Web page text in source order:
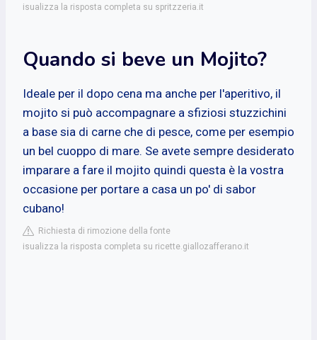
isualizza la risposta completa su spritzzeria.it
Quando si beve un Mojito?
Ideale per il dopo cena ma anche per l'aperitivo, il
mojito si può accompagnare a sfiziosi stuzzichini
a base sia di carne che di pesce, come per esempio
un bel cuoppo di mare. Se avete sempre desiderato
imparare a fare il mojito quindi questa è la vostra
occasione per portare a casa un po' di sabor
cubano!
Richiesta di rimozione della fonte
isualizza la risposta completa su ricette.giallozafferano.it